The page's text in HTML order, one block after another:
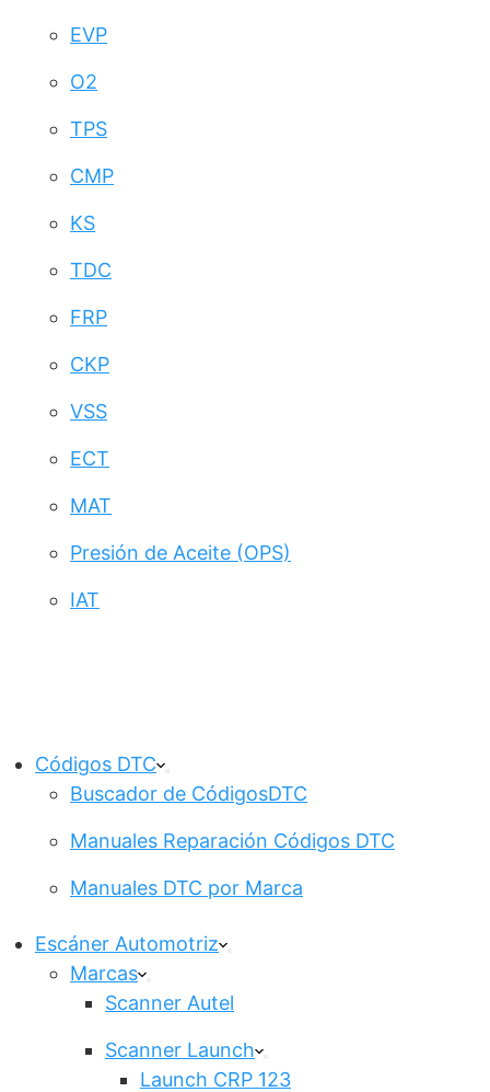
EVP
O2
TPS
CMP
KS
TDC
FRP
CKP
VSS
ECT
MAT
Presión de Aceite (OPS)
IAT
Códigos DTC
Buscador de CódigosDTC
Manuales Reparación Códigos DTC
Manuales DTC por Marca
Escáner Automotriz
Marcas
Scanner Autel
Scanner Launch
Launch CRP 123